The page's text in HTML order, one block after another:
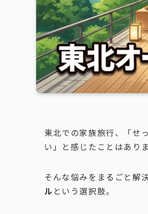
東北での家族旅行、「せ
い」と感じたことはあり
そんな悩みをまるごと解
ル という選択肢。